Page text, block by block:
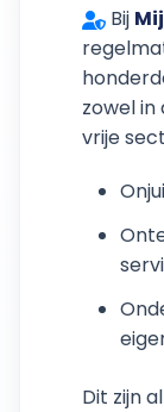
Bij
zowel
vrije
Dit zijn